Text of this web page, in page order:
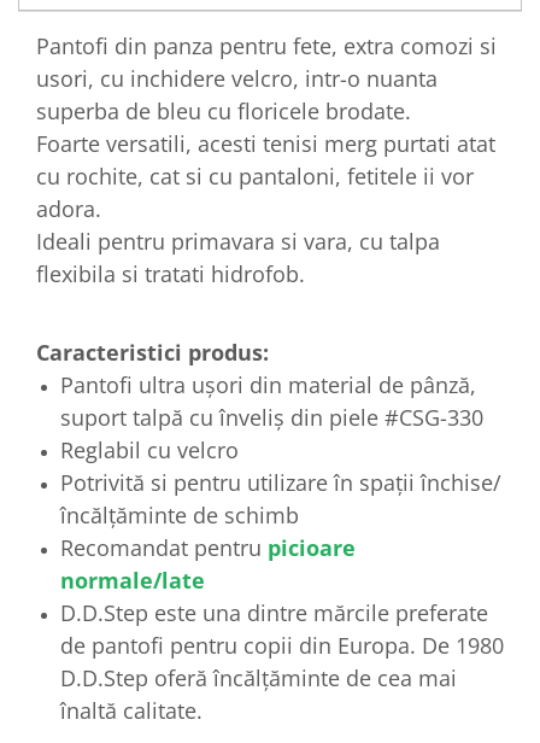
Pantofi din panza pentru fete, extra comozi si
usori, cu inchidere velcro, intr-o nuanta
superba de bleu cu floricele brodate.
Foarte versatili, acesti tenisi merg purtati atat
cu rochite, cat si cu pantaloni, fetitele ii vor
adora.
Ideali pentru primavara si vara, cu talpa
flexibila si tratati hidrofob.
Caracteristici produs:
Pantofi ultra ușori din material de pânză,
suport talpă cu înveliș din piele #CSG-330
Reglabil cu velcro
Potrivită si pentru utilizare în spații închise/
încălțăminte de schimb
Recomandat pentru picioare
normale/late
D.D.Step este una dintre mărcile preferate
de pantofi pentru copii din Europa. De 1980
D.D.Step oferă încălțăminte de cea mai
înaltă calitate.